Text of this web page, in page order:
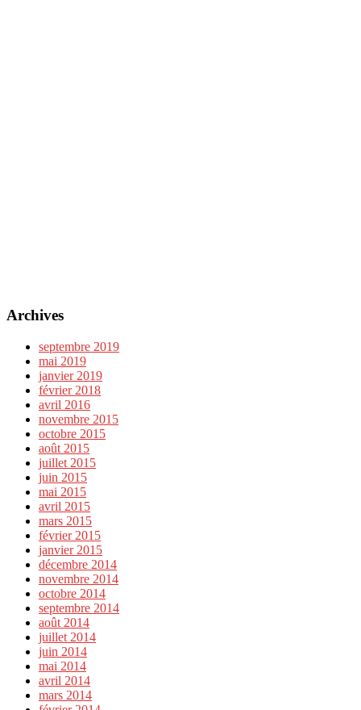
Archives
septembre 2019
mai 2019
janvier 2019
février 2018
avril 2016
novembre 2015
octobre 2015
août 2015
juillet 2015
juin 2015
mai 2015
avril 2015
mars 2015
février 2015
janvier 2015
décembre 2014
novembre 2014
octobre 2014
septembre 2014
août 2014
juillet 2014
juin 2014
mai 2014
avril 2014
mars 2014